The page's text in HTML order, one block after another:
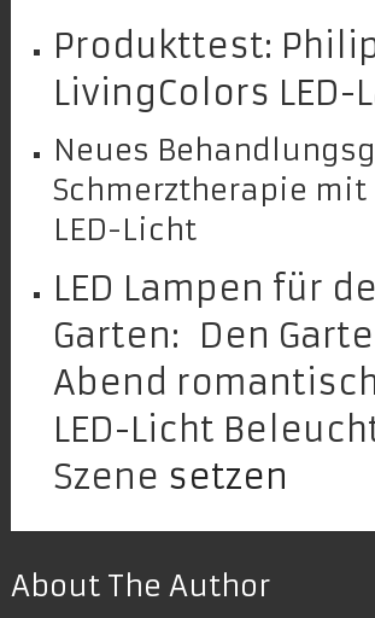
Produkttest:
LivingColors LED-
Neues
Schmerztherapie mit
LED-Licht
LED Lampen für
Garten: Den
Abend
LED-Licht
Szene setzen
About The Author